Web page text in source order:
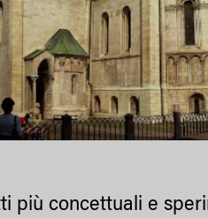
più concettuali e